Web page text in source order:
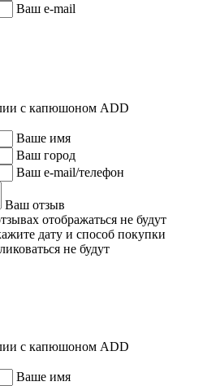
Ваш e-mail
с капюшоном ADD
Ваше имя
Ваш город
Ваш e-mail/телефон
Ваш отзыв
отображаться не будут
дату и способ покупки
не будут
с капюшоном ADD
Ваше имя